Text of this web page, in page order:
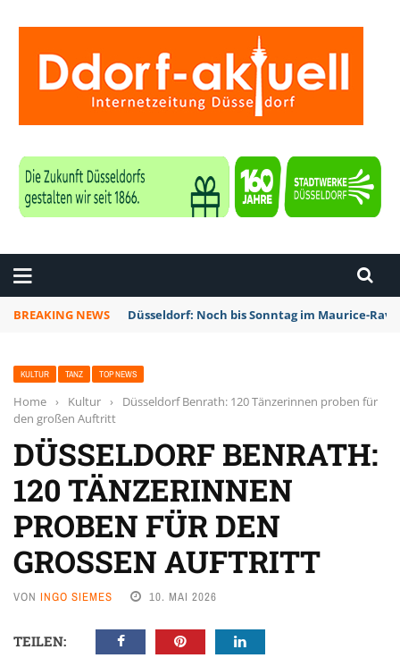
BREAKING NEWS Düsseldorf: Noch bis Sonntag im Maurice-
KULTUR TANZ TOP NEWS
Home › Kultur ›
Düsseldorf Benrath: 120 Tänzerinnen proben für
den großen Auftritt
DÜSSELDORF BENRATH:
120 TÄNZERINNEN
PROBEN FÜR DEN
GROSSEN AUFTRITT
VON INGO SIEMES 10. MAI 2026
TEILEN: